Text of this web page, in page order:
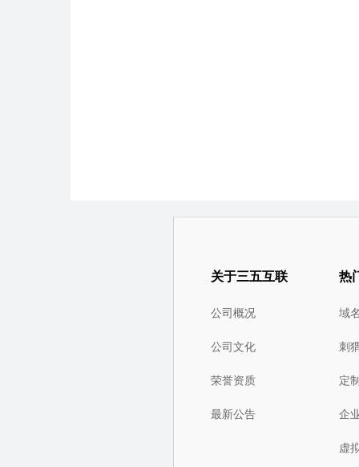
关于三五互联
公司概况
公司文化
荣誉资质
最新公告
热
域
刺
定
企
虚